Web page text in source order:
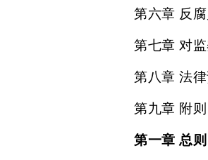
第六章 反
第七章 对
第八章 法
第九章 附则
第一章 总则